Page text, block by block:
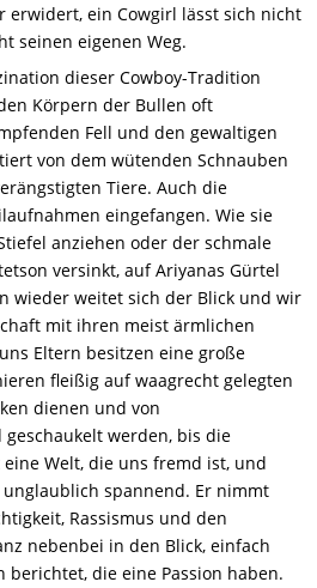
erwidert, ein Cowgirl lässt sich nicht
seinen eigenen Weg.
dieser Cowboy-Tradition
Körpern der Bullen oft
Fell und den gewaltigen
von dem wütenden Schnauben
Tiere. Auch die
eingefangen. Wie sie
anziehen oder der schmale
versinkt, auf Ariyanas Gürtel
wieder weitet sich der Blick und wir
mit ihren meist ärmlichen
Eltern besitzen eine große
fleißig auf waagrecht gelegten
dienen und von
werden, bis die
Welt, die uns fremd ist, und
unglaublich spannend. Er nimmt
Rassismus und den
nebenbei in den Blick, einfach
die eine Passion haben.